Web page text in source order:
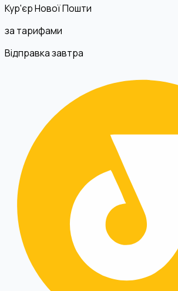
Кур'єр Нової Пошти
за тарифами
Відправка завтра